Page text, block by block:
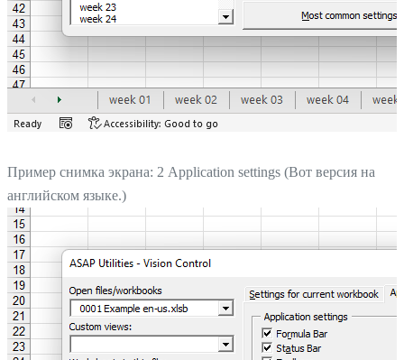
Пример снимка экрана: 2 Application settings (Вот версия на
английском языке.)